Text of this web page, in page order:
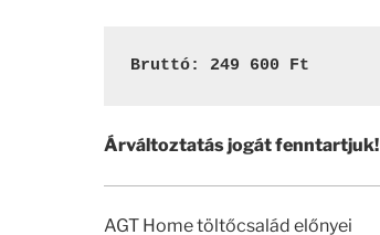
Bruttó: 249 600 Ft
Árváltoztatás jogát fenntartjuk!
AGT Home töltőcsalád előnyei